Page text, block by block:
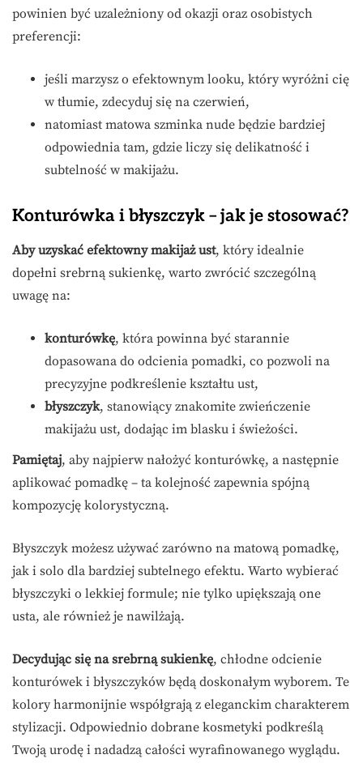
powinien być uzależniony od okazji oraz osobistych
preferencji:
jeśli marzysz o efektownym looku, który wyróżni cię
w tłumie, zdecyduj się na czerwień,
natomiast matowa szminka nude będzie bardziej
odpowiednia tam, gdzie liczy się delikatność i
subtelność w makijażu.
Konturówka i błyszczyk – jak je stosować?
Aby uzyskać efektowny makijaż ust, który idealnie
dopełni srebrną sukienkę, warto zwrócić szczególną
uwagę na:
konturówkę, która powinna być starannie
dopasowana do odcienia pomadki, co pozwoli na
precyzyjne podkreślenie kształtu ust,
błyszczyk, stanowiący znakomite zwieńczenie
makijażu ust, dodając im blasku i świeżości.
Pamiętaj, aby najpierw nałożyć konturówkę, a następnie
aplikować pomadkę – ta kolejność zapewnia spójną
kompozycję kolorystyczną.
Błyszczyk możesz używać zarówno na matową pomadkę,
jak i solo dla bardziej subtelnego efektu. Warto wybierać
błyszczyki o lekkiej formule; nie tylko upiększają one
usta, ale również je nawilżają.
Decydując się na srebrną sukienkę, chłodne odcienie
konturówek i błyszczyków będą doskonałym wyborem. Te
kolory harmonijnie współgrają z eleganckim charakterem
stylizacji. Odpowiednio dobrane kosmetyki podkreślą
Twoją urodę i nadadzą całości wyrafinowanego wyglądu.